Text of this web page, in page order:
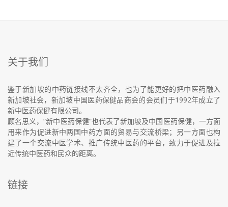
关于我们
鉴于新加坡的中药链接线不太齐全，也为了能更好的把中医药融入
新加坡社会，新加坡中国医药保健品商会的会员们于1992年成立了
新中医药保健有限公司。
顾名思义，“新中医药保健”也代表了新加坡及中国医药保健，一方面
用来作为促进新中两国中药方面的贸易与交流桥梁；另一方面也构
建了一个交流中医学术、推广传统中医药的平台，致力于促进及拉
近传统中医药和民众的距离。
链接